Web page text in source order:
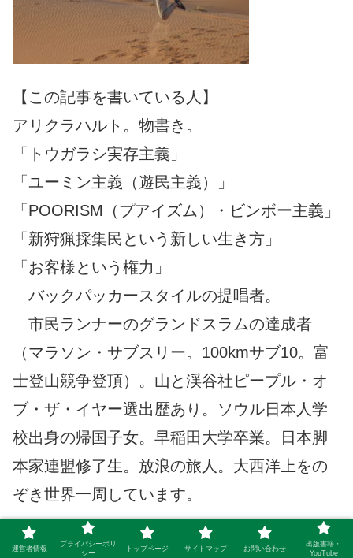
【この記事を書いている人】
アリクラハルト。物書き。
「トウガラシ実存主義」
「ユーミン主義（遊民主義）」
「POORISM（プアイズム）・ビンボー主義」
「新狩猟採集民という新しい生き方」
「お客様という権力」
バックパッカースタイルの提唱者。
市民ランナーのグランドスラムの達成者
（マラソン・サブスリー。100kmサブ10。富
士登山競争登頂）。山と渓谷社ピープル・オ
ブ・ザ・イヤー選出歴あり。ソウル日本人学
校出身の帰国子女。早稲田大学卒業。日本脚
本家連盟修了生。放浪の旅人。大西洋上をの
ぞき世界一周しています。
アリクラハルトのYouTube・書籍へのリンク
運営者情報
プライバシーポリ
シー
トップページ サイトマップ お問い合わせ
出版書籍・
YouTube